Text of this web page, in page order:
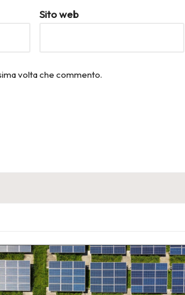
Sito web
volta che commento.